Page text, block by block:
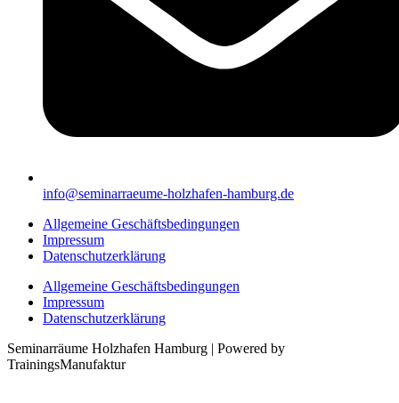
info@seminarraeume-holzhafen-hamburg.de
Allgemeine Geschäftsbedingungen
Impressum
Datenschutzerklärung
Allgemeine Geschäftsbedingungen
Impressum
Datenschutzerklärung
Seminarräume Holzhafen Hamburg | Powered by
TrainingsManufaktur